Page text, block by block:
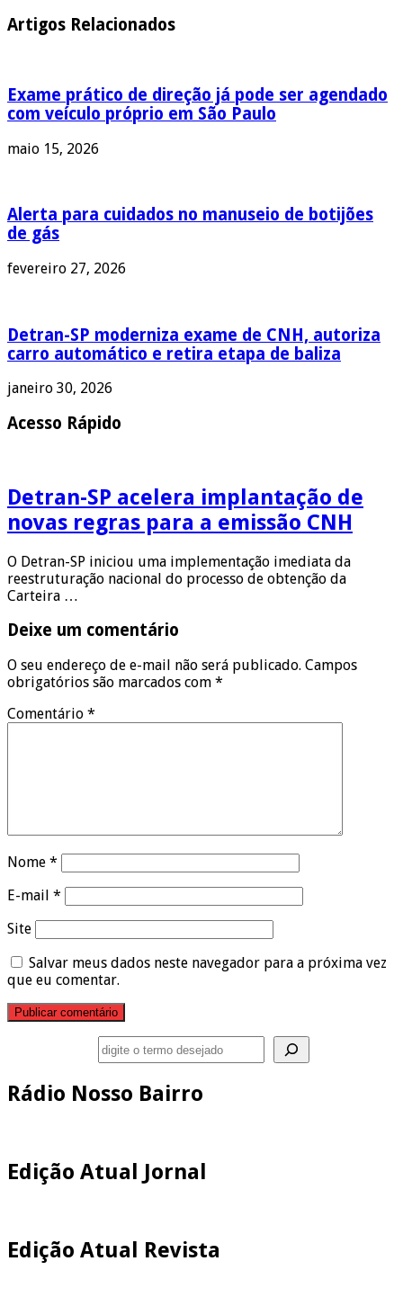
Artigos Relacionados
Exame prático de direção já pode ser agendado
com veículo próprio em São Paulo
maio 15, 2026
Alerta para cuidados no manuseio de botijões
de gás
fevereiro 27, 2026
Detran-SP moderniza exame de CNH, autoriza
carro automático e retira etapa de baliza
janeiro 30, 2026
Acesso Rápido
Detran-SP acelera implantação de
novas regras para a emissão CNH
O Detran-SP iniciou uma implementação imediata da
reestruturação nacional do processo de obtenção da
Carteira …
Deixe um comentário
O seu endereço de e-mail não será publicado. Campos
obrigatórios são marcados com *
Comentário *
Nome *
E-mail *
Site
Salvar meus dados neste navegador para a próxima vez
que eu comentar.
Rádio Nosso Bairro
Edição Atual Jornal
Edição Atual Revista